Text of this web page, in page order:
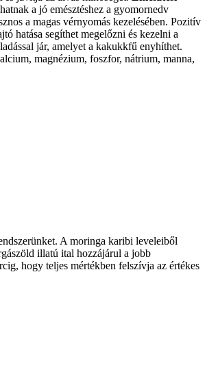
a jó emésztéshez a gyomornedv
a magas vérnyomás kezelésében. Pozitív
hatása segíthet megelőzni és kezelni a
jár, amelyet a kakukkfű enyhíthet.
magnézium, foszfor, nátrium, manna,
A moringa karibi leveleiből
illatú ital hozzájárul a jobb
hogy teljes mértékben felszívja az értékes